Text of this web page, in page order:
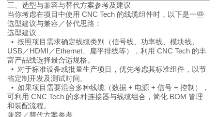
三、选型与兼容与替代方案参考及建议
当你考虑在项目中使用 CNC Tech 的线缆组件时，以下是一些
选型建议与兼容／替代思路：
选型建议
• 按照项目需求确定线缆类别（信号线、功率线、模块线、
USB／HDMI／Ethernet、扁平排线等），利用 CNC Tech 的丰
富产品线选择最合适规格。
• 对于标准设备或批量生产项目，优先考虑其标准组件，以节
省定制开发及测试时间。
• 如果项目需要混合多种线缆（数据 + 电源 + 信号 + 控制），
可利用 CNC Tech 的多种连接器与线缆组合，简化 BOM 管理
和装配流程。
兼容／替代方案参考